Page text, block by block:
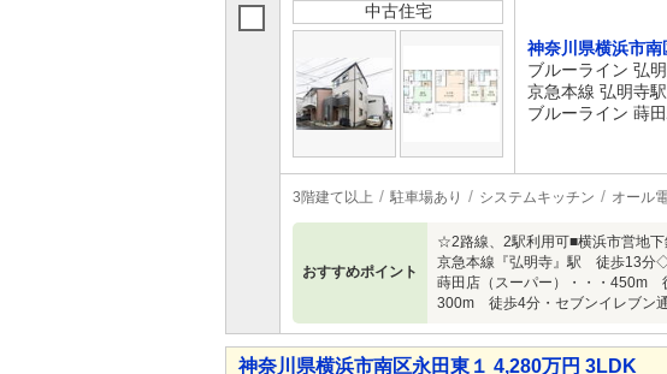
中古住宅
神奈川県横浜市南
ブルーライン 弘
京急本線 弘明寺
ブルーライン 蒔
3階建て以上 駐車場あり システムキッチン オール
おすすめポイント
☆2路線、2駅利用可■横浜市営地
京急本線『弘明寺』駅 徒歩13分
蒔田店（スーパー）・・・450m
300m 徒歩4分・セブンイレブン
神奈川県横浜市南区永田東１ 4,280万円 3LDK